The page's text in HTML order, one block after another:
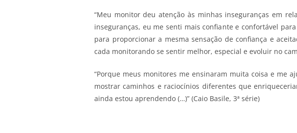
“Meu monitor deu atenção às minhas inseguranças em
inseguranças, eu me senti mais confiante e confortável
para proporcionar a mesma sensação de confiança e
cada monitorando se sentir melhor, especial e evoluir no
“Porque meus monitores me ensinaram muita coisa e me
mostrar caminhos e raciocínios diferentes que
ainda estou aprendendo (…)” (Caio Basile, 3ª série)